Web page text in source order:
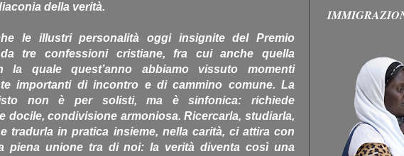
della verità.
le illustri personalità oggi insignite del Premio
tre confessioni cristiane, fra cui anche quella
la quale quest’anno abbiamo vissuto momenti
importanti di incontro e di cammino comune. La
non è per solisti, ma è sinfonica: richiede
docile, condivisione armoniosa. Ricercarla, studiarla,
tradurla in pratica insieme, nella carità, ci attira con
piena unione tra di noi: la verità diventa così una